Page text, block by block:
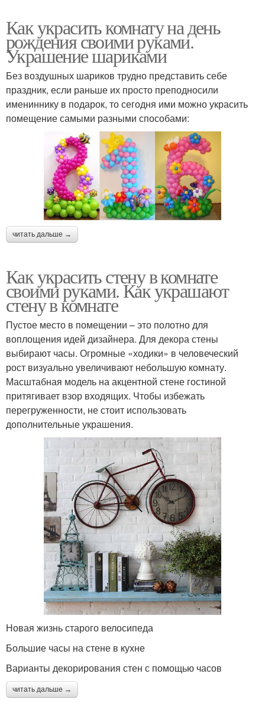
Как украсить комнату на день
рождения своими руками.
Украшение шариками
Без воздушных шариков трудно представить себе
праздник, если раньше их просто преподносили
имениннику в подарок, то сегодня ими можно украсить
помещение самыми разными способами:
читать дальше →
Как украсить стену в комнате
своими руками. Как украшают
стену в комнате
Пустое место в помещении – это полотно для
воплощения идей дизайнера. Для декора стены
выбирают часы. Огромные «ходики» в человеческий
рост визуально увеличивают небольшую комнату.
Масштабная модель на акцентной стене гостиной
притягивает взор входящих. Чтобы избежать
перегруженности, не стоит использовать
дополнительные украшения.
Новая жизнь старого велосипеда
Большие часы на стене в кухне
Варианты декорирования стен с помощью часов
читать дальше →